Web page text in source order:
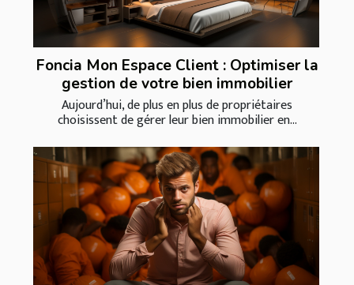
Foncia Mon Espace Client : Optimiser la
gestion de votre bien immobilier
Aujourd’hui, de plus en plus de propriétaires
choisissent de gérer leur bien immobilier en...